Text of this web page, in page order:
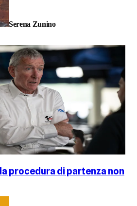
Serena Zunino
procedura di partenza non